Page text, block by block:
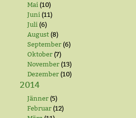
Mai (10)
Juni (11)
Juli (6)
August (8)
September (6)
Oktober (7)
November (13)
Dezember (10)
2014
Jänner (5)
Februar (12)